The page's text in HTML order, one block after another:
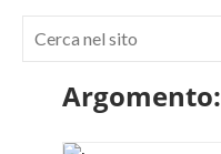
Argomento: